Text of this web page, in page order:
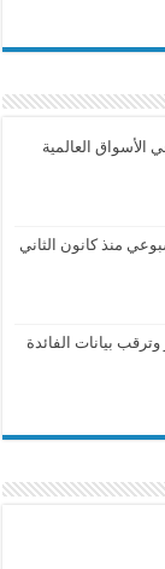
العالمية
منذ كانون الثاني
بيانات الفائدة